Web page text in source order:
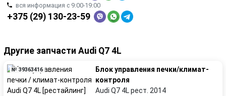
вся информация с 9:00-19:00
+375 (29) 130-23-59
Другие запчасти Audi Q7 4L
№ 39363416
Блок управления печки/климат-
контроля
Audi Q7 4L рест. 2014